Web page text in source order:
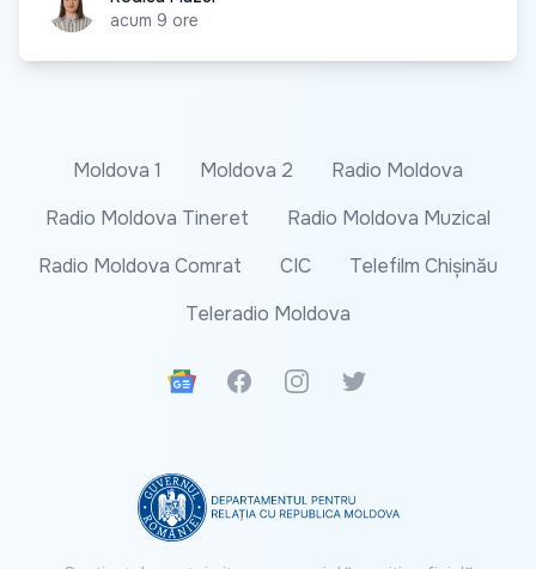
acum 9 ore
Moldova 1 Moldova 2
Radio Moldova
Radio Moldova Tineret
Radio Moldova Muzical
Radio Moldova Comrat
CIC
Telefilm Chișinău
Teleradio Moldova
Google News
FacebookInstagramTwitter